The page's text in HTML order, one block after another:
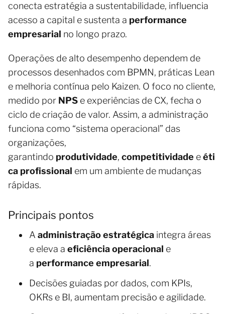
conecta estratégia a sustentabilidade, influencia
acesso a capital e sustenta a performance
empresarial no longo prazo.
Operações de alto desempenho dependem de
processos desenhados com BPMN, práticas Lean
e melhoria contínua pelo Kaizen. O foco no cliente,
medido por NPS e experiências de CX, fecha o
ciclo de criação de valor. Assim, a administração
funciona como “sistema operacional” das
organizações,
garantindo produtividade, competitividade eéti
ca profissional em um ambiente de mudanças
rápidas.
Principais pontos
A administração estratégica integra áreas
e eleva a eficiência operacional e
a performance empresarial.
Decisões guiadas por dados, com KPIs,
OKRs e BI, aumentam precisão e agilidade.